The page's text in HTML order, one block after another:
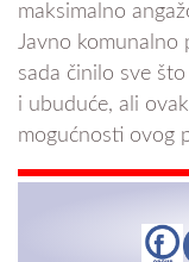
maksimalno
Javno komunalno
sada činilo sve
i ubuduće, ali
mogućnosti ovog